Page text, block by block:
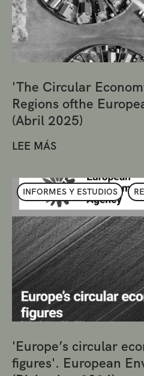
'The Circular
Regions ofthe
(Abril 2025)
LEE MÁS
INFORMES Y ESTUDIOS
'Europe’s circular
figures'. European